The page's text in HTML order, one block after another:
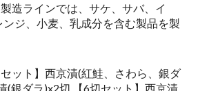
造ラインでは、サケ、サバ、イ
ンジ、小麦、乳成分を含む製品を製
ット】西京漬(紅鮭、さわら、銀ダ
(銀ダラ)x2切 【6切セット】西京漬